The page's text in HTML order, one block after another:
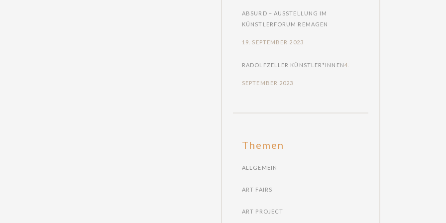
ABSURD – AUSSTELLUNG IM
KÜNSTLERFORUM REMAGEN
19. SEPTEMBER 2023
RADOLFZELLER KÜNSTLER*INNEN4.
SEPTEMBER 2023
Themen
ALLGEMEIN
ART FAIRS
ART PROJECT